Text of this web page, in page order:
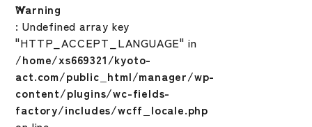
Warning
: Undefined array key
"HTTP_ACCEPT_LANGUAGE" in
/home/xs669321/kyoto-
act.com/public_html/manager/wp-
content/plugins/wc-fields-
factory/includes/wcff_locale.php